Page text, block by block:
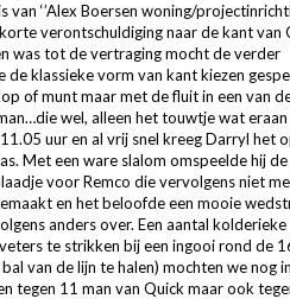
‘’Alex Boersen woning/
verontschuldiging naar de kant van
was tot de vertraging mocht de verder
klassieke vorm van kant kiezen
of munt maar met de fluit in een van
wel, alleen het touwtje wat eraan
uur en al vrij snel kreeg Darryl het
Met een ware slalom omspeelde hij de
voor Remco die vervolgens niet
en het beloofde een mooie
anders over. Een aantal kolderieke
te strikken bij een ingooi rond de
van de lijn te halen) mochten we nog
tegen 11 man van Quick maar ook